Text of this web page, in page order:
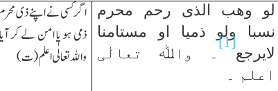
لو وھب الذی رحم محرم
نسبا ولو ذمیا او مستامنا
لایرجع
[1]
۔ واﷲ تعالٰی
اعلم ۔
اگر کسی نے اپنے ذی محرم
ذمی ہو یا امن لے کر
واﷲتعالٰی اعلم(ت)